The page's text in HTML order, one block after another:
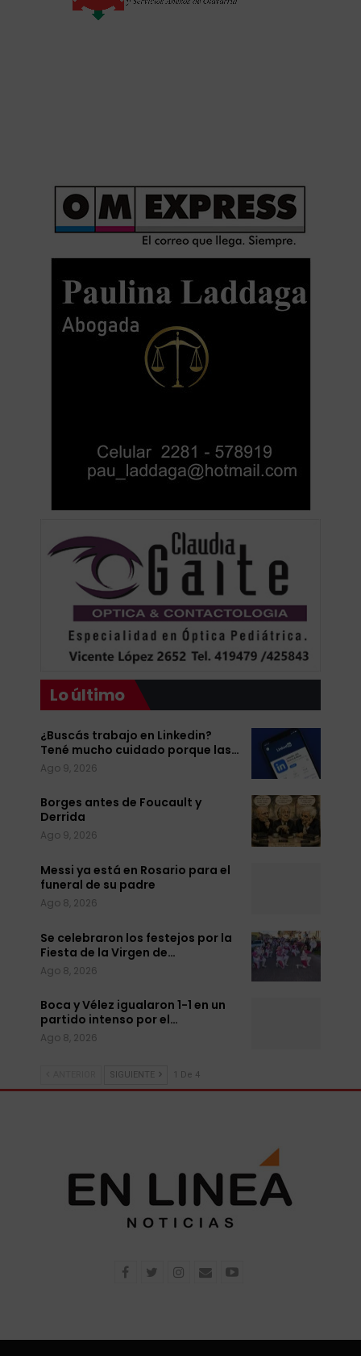
Lo último
¿Buscás trabajo en Linkedin?
Tené mucho cuidado porque las…
Ago 9, 2026
Borges antes de Foucault y
Derrida
Ago 9, 2026
Messi ya está en Rosario para el
funeral de su padre
Ago 8, 2026
Se celebraron los festejos por la
Fiesta de la Virgen de…
Ago 8, 2026
Boca y Vélez igualaron 1-1 en un
partido intenso por el…
Ago 8, 2026
SIGUIENTE 1 De 4